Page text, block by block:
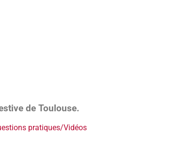
de Toulouse.
pratiques/Vidéos